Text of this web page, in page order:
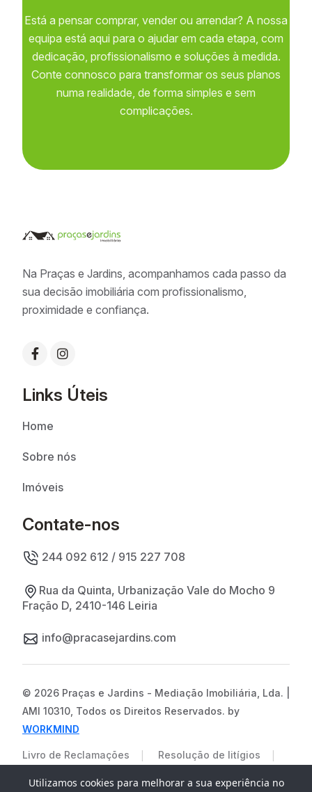
Está a pensar comprar, vender ou arrendar? A nossa
equipa está aqui para o ajudar em cada etapa, com
dedicação, profissionalismo e soluções à medida.
Conte connosco para transformar os seus planos
numa realidade, de forma simples e sem
complicações.
Na Praças e Jardins, acompanhamos cada passo da
sua decisão imobiliária com profissionalismo,
proximidade e confiança.
Links Úteis
Home
Sobre nós
Imóveis
Contate-nos
244 092 612 / 915 227 708
Rua da Quinta, Urbanização Vale do Mocho 9
Fração D, 2410-146 Leiria
info@pracasejardins.com
© 2026 Praças e Jardins - Mediação Imobiliária, Lda. |
AMI 10310, Todos os Direitos Reservados. by
WORKMIND
Livro de Reclamações | Resolução de litígios |
Políticas de Privicade | Termos e Condições
Utilizamos cookies para melhorar a sua experiência no